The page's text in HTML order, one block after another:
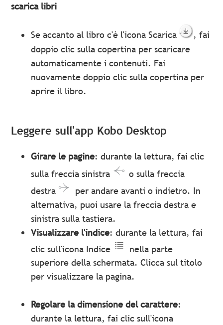
scarica libri
Se accanto al libro c'è l'icona Scarica
, fai
doppio clic sulla copertina per scaricare
automaticamente i contenuti. Fai
nuovamente doppio clic sulla copertina per
aprire il libro.
Leggere sull'app Kobo Desktop
Girare le pagine: durante la lettura, fai clic
sulla freccia sinistra
o sulla freccia
destra
per andare avanti o indietro. In
alternativa, puoi usare la freccia destra e
sinistra sulla tastiera.
Visualizzare l'indice: durante la lettura, fai
clic sull'icona Indice
nella parte
superiore della schermata. Clicca sul titolo
per visualizzare la pagina.
Regolare la dimensione del carattere:
durante la lettura, fai clic sull'icona